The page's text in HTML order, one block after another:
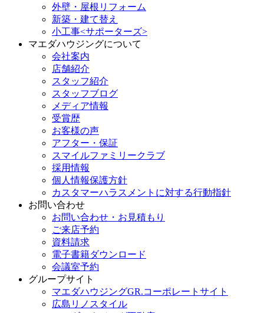
外壁・屋根リフォーム
新築・建て替え
小工事<サポーターズ>
マエダハウジングについて
会社案内
店舗紹介
スタッフ紹介
スタッフブログ
メディア情報
受賞歴
お客様の声
アフター・保証
スマイルファミリークラブ
採用情報
個人情報保護方針
カスタマーハラスメントに対する行動指針
お問い合わせ
お問い合わせ・お見積もり
ご来店予約
資料請求
電子書籍ダウンロード
会議室予約
グループサイト
マエダハウジングGR.コーポレートサイト
広島リノスタイル